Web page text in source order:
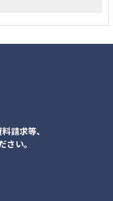
請求等、
さい。